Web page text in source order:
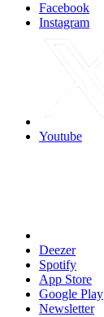
Facebook
Instagram
Youtube
Deezer
Spotify
App Store
Google Play
Newsletter